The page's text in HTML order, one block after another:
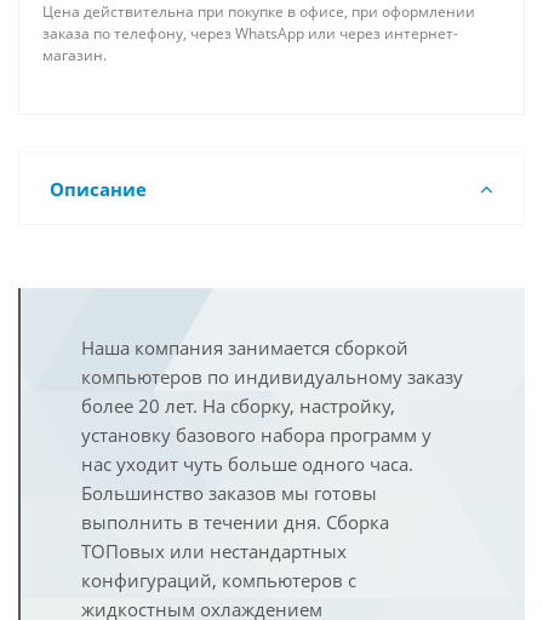
Цена действительна при покупке в офисе, при оформлении
заказа по телефону, через WhatsApp или через интернет-
магазин.
Описание
Наша компания занимается сборкой
компьютеров по индивидуальному заказу
более 20 лет. На сборку, настройку,
установку базового набора программ у
нас уходит чуть больше одного часа.
Большинство заказов мы готовы
выполнить в течении дня. Сборка
ТОПовых или нестандартных
конфигураций, компьютеров с
жидкостным охлаждением